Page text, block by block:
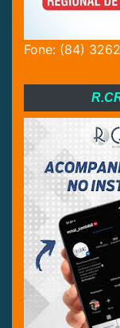
Fone: (84)